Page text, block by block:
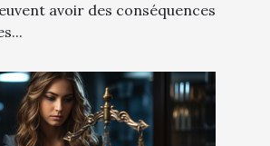
avoir des conséquences